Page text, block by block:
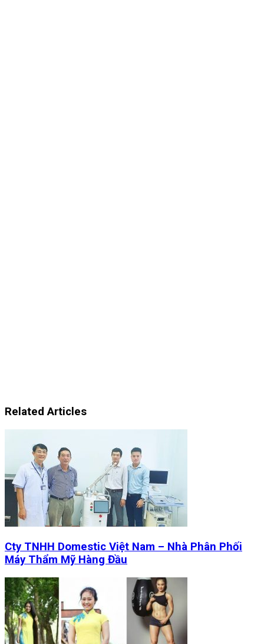
Related Articles
Cty TNHH Domestic Việt Nam – Nhà Phân Phối
Máy Thẩm Mỹ Hàng Đầu